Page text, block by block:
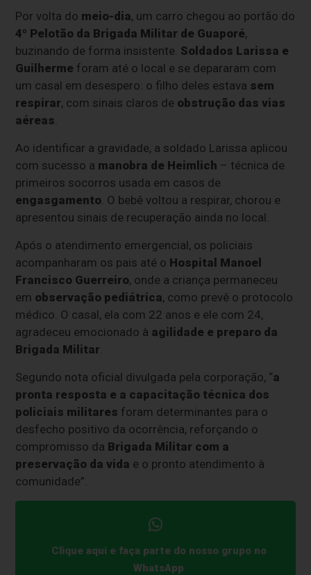
Por volta do meio-dia, um carro chegou ao portão do
4º Pelotão da Brigada Militar de Guaporé,
buzinando de forma insistente. Soldados Larissa e
Guilherme foram até o local e se depararam com
um casal em desespero: o filho deles estava sem
respirar, com sinais claros de obstrução das vias
aéreas.
Ao identificar a gravidade, a soldado Larissa aplicou
com sucesso a manobra de Heimlich – técnica de
primeiros socorros usada em casos de
engasgamento. O bebê voltou a respirar, chorou e
apresentou sinais de recuperação ainda no local.
Após o atendimento emergencial, os policiais
acompanharam os pais até o Hospital Manoel
Francisco Guerreiro, onde a criança permaneceu
em observação pediátrica, como prevê o protocolo
médico. O casal, ela com 22 anos e ele com 24,
agradeceu emocionado à agilidade e preparo da
Brigada Militar.
Segundo nota oficial divulgada pela corporação, “a
pronta resposta e a capacitação técnica dos
policiais militares foram determinantes para o
desfecho positivo da ocorrência, reforçando o
compromisso da Brigada Militar com a
preservação da vida e o pronto atendimento à
comunidade”.
Clique aqui e faça parte do nosso grupo no
WhatsApp